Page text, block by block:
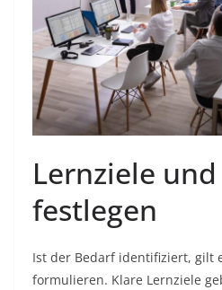
Lernziele
festlegen
Ist der Bedarf identifiziert, gilt
formulieren. Klare Lernziele